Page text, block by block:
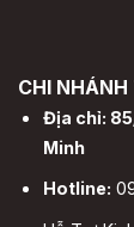
CHI
Địa chỉ:
Minh
Hotline: